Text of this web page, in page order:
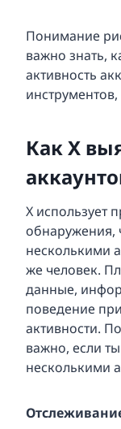
Понимание
важно знать,
активность
Как X
X использует
обнаружения,
несколькими
же человек.
данные,
поведение
активности.
важно, если
несколькими